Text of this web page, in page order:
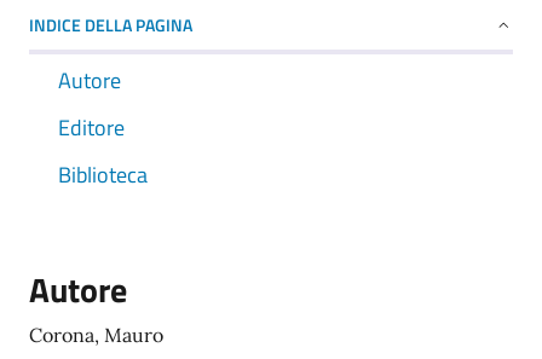
INDICE DELLA PAGINA
Autore
Editore
Biblioteca
Autore
Corona, Mauro